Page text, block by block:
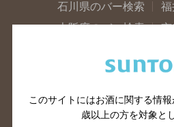
石川県のバー検索
福
大阪府のバー検索
京
滋賀県のバー検索
和
山口県のバー検索
鳥
このサイトにはお酒に関する情報
歳以上の方を対象と